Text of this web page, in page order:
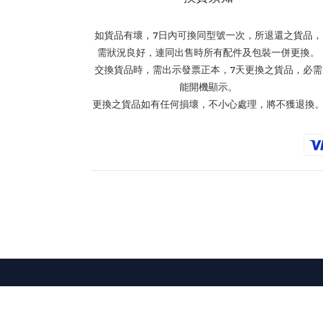
如貨品有壞，7日內可換同型號一次，所退還之貨品，
需狀況良好，連同出售時所有配件及包裝一併更換。
交換貨品時，需出示發票正本，7天更換之貨品，必需
能開機顯示。
更換之貨品如有任何損壞，不小心處理，將不獲退換。